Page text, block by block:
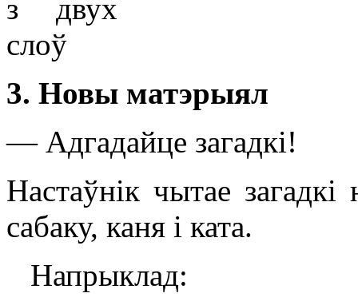
3. Новы матэрыял
— Адгадайце загадкі!
Настаўнік чытае
сабаку, каня і ката.
Напрыклад: